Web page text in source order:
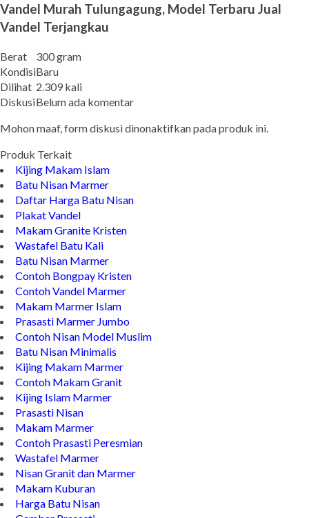
Vandel Murah Tulungagung, Model Terbaru Jual
Vandel Terjangkau
Berat
300 gram
KondisiBaru
Dilihat 2.309 kali
DiskusiBelum ada komentar
Mohon maaf, form diskusi dinonaktifkan pada produk ini.
Produk Terkait
Kijing Makam Islam
Batu Nisan Marmer
Daftar Harga Batu Nisan
Plakat Vandel
Makam Granite Kristen
Wastafel Batu Kali
Batu Nisan Marmer
Contoh Bongpay Kristen
Contoh Vandel Marmer
Makam Marmer Islam
Prasasti Marmer Jumbo
Contoh Nisan Model Muslim
Batu Nisan Minimalis
Kijing Makam Marmer
Contoh Makam Granit
Kijing Islam Marmer
Prasasti Nisan
Makam Marmer
Contoh Prasasti Peresmian
Wastafel Marmer
Nisan Granit dan Marmer
Makam Kuburan
Harga Batu Nisan